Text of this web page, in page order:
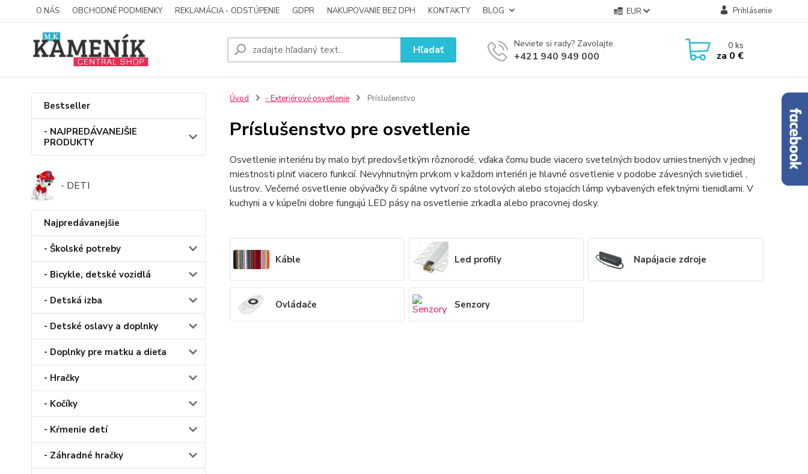
O NÁS OBCHODNÉ PODMIENKY REKLAMÁCIA - ODSTÚPENIE GDPR NAKUPOVANIE BEZ DPH KONTAKTY BLOG EUR Prihlásenie
Hľadať Neviete si rady? Zavolajte.
+421 940 949 000
0ks
za 0 €
Bestseller
- NAJPREDÁVANEJŠIE
PRODUKTY
- DETI
Najpredávanejšie
- Školské potreby
- Bicykle, detské vozidlá
- Detská izba
- Detské oslavy a doplnky
- Doplnky pre matku a dieťa
- Hračky
- Kočíky
- Kŕmenie detí
- Záhradné hračky
Úvod - Exteriérové osvetlenie Príslušenstvo
Príslušenstvo pre osvetlenie
Osvetlenie interiéru by malo byť predovšetkým rôznorodé, vďaka čomu bude viacero svetelných bodov umiestnených v jednej
miestnosti plniť viacero funkcií. Nevyhnutným prvkom v každom interiéri je hlavné osvetlenie v podobe závesných svietidiel ,
lustrov.. Večerné osvetlenie obývačky či spálne vytvorí zo stolových alebo stojacích lámp vybavených efektnými tienidlami. V
kuchyni a v kúpeľni dobre fungujú LED pásy na osvetlenie zrkadla alebo pracovnej dosky.
Káble Led profily Napájacie zdroje
Ovládače Senzory